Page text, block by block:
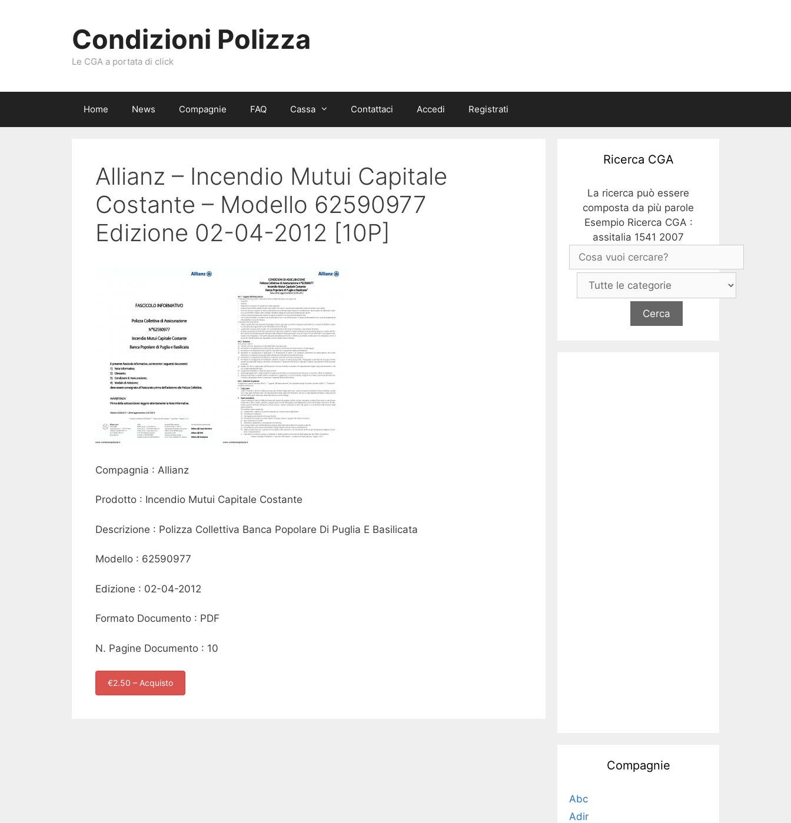
Condizioni Polizza
Le CGA a portata di click
Home News Compagnie FAQ Cassa Contattaci Accedi Registrati
Allianz – Incendio Mutui Capitale
Costante – Modello 62590977
Edizione 02-04-2012 [10P]
Compagnia : Allianz
Prodotto : Incendio Mutui Capitale Costante
Descrizione : Polizza Collettiva Banca Popolare Di Puglia E Basilicata
Modello : 62590977
Edizione : 02-04-2012
Formato Documento : PDF
N. Pagine Documento : 10
€2.50 – Acquisto
Ricerca CGA
La ricerca può essere
composta da più parole
Esempio Ricerca CGA :
assitalia 1541 2007
Compagnie
Abc
Adir